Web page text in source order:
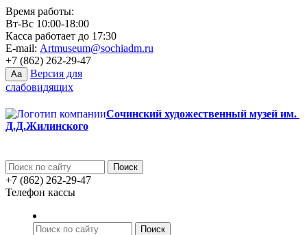
Время работы:
Вт-Вс 10:00-18:00
Касса работает до 17:30
E-mail: Artmuseum@sochiadm.ru
+7 (862) 262-29-47
Aa
Версия для
слабовидящих
Сочинский художественный музей им.
Д.Д.Жилинского
+7 (862) 262-29-47
Телефон кассы